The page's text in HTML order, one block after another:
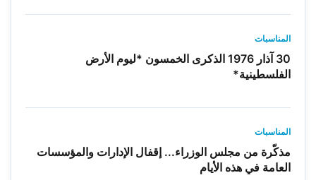
المناسبات
30 آذار 1976 الذكرى الخمسون *ليوم الأرض
الفلسطينية*
المناسبات
مذكّرة من مجلس الوزراء... إقفال الإدارات والمؤسسات
العامة في هذه الأيام